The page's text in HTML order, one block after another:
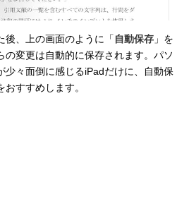
後、上の画面のように「 自動保存 」を
の変更は自動的に保存されます。パソ
少々面倒に感じるiPadだけに、自動保
すすめします。